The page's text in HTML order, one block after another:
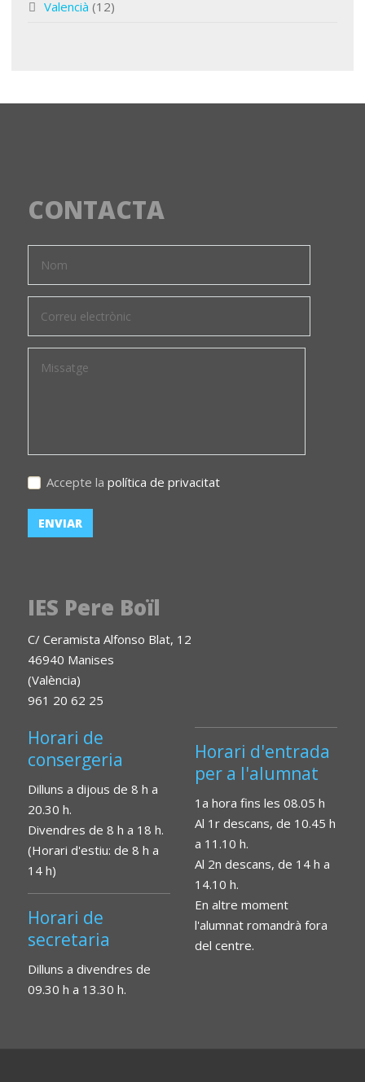
Valencià (12)
CONTACTA
Accepte la política de privacitat
IES Pere Boïl
C/ Ceramista Alfonso Blat, 12
46940 Manises
(València)
961 20 62 25
Horari de
consergeria
Dilluns a dijous de 8 h a
20.30 h.
Divendres de 8 h a 18 h.
(Horari d'estiu: de 8 h a
14 h)
Horari de
secretaria
Dilluns a divendres de
09.30 h a 13.30 h.
Horari d'entrada
per a l'alumnat
1a hora fins les 08.05 h
Al 1r descans, de 10.45 h
a 11.10 h.
Al 2n descans, de 14 h a
14.10 h.
En altre moment
l'alumnat romandrà fora
del centre.